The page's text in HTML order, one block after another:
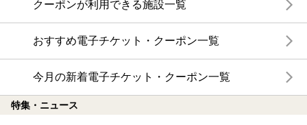
クーポンが利用できる施設一覧
おすすめ電子チケット・クーポン一覧
今月の新着電子チケット・クーポン一覧
特集・ニュース